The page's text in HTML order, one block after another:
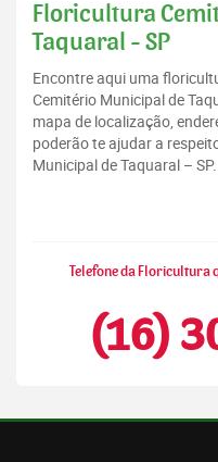
Floricultura
Taquaral - SP
Encontre aqui uma
Cemitério Municipal de
mapa de localização,
poderão te ajudar a
Municipal de Taquaral –
Telefone da Floricultura
(16)